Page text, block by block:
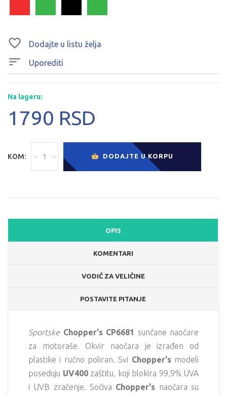
Dodajte u listu želja
Uporediti
Na lageru:
1790 RSD
KOM: DODAJTE U KORPU
OPIS
KOMENTARI
VODIČ ZA VELIČINE
POSTAVITE PITANJE
Sportske Chopper's CP6681 sunčane naočare
za motoraše. Okvir naočara je izrađen od
plastike i ručno poliran. Svi Chopper'smodeli
poseduju UV400zaštitu, koji blokira 99,9% UVA
i UVB zračenje. Sočiva Chopper's naočara su